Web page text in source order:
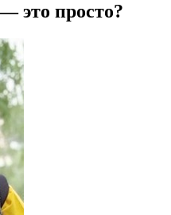
это просто?